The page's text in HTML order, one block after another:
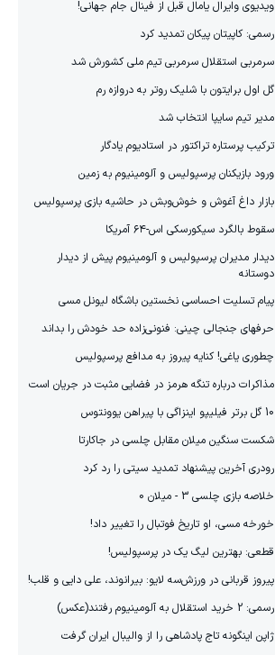
ویدیوی وایرال یامال قبل از فینال جام جهانی!
رسمی: کاپیتان پیکان تمدید کرد
سرمربی استقلال سرمربی تیم ملی کشورش شد
گل اول برایتون با شلیک روتر به دروازه رم
مدیر تیم سایپا انتخاب شد
ترکیب پرستاره تراکتور در استادیوم یادگار
ورود بازیکنان پرسپولیس و آلومینیوم به زمین
بازار داغ آغوش و خوش‌و‌بش در حاشیه بازی پرسپولیس
سقوط بالگرد سیکورسکی اس-۶۴ آمریکا
دیدار مدیران پرسپولیس و آلومینیوم پیش از دیدار
دوستانه
پیام تسلیت احساسی نخستین باشگاه لیونل مسی
حرفهای جنجالی چینی: فنونی‌زاده حد خودش را بداند
چطوری یاغی! کنایه پیروز به مدافع پرسپولیس
مذاکرات درباره تنگه هرمز در فضایی مثبت در جریان است
10 گل برتر فیلیپو اینزاگی با پیراهن یوونتوس
شکست سنگین میلان مقابل چلسی در جاکارتا
رودری آخرین پیشنهاد تمدید سیتی را رد کرد
خلاصه بازی چلسی 3 - میلان 0
خورخه مسی، او تاریخ فوتبال را تغییر داد!
قطعی: بهترین لیگ یک در پرسپولیس!
پیروز قربانی در ورزش‌سه لایو: بیرانوند، علی دایی و قلب!
رسمی: 2 خرید استقلال به آلومینیوم رفتند(عکس)
ژاپن اینگونه تاج پادشاهی را از والیبال ایران گرفت